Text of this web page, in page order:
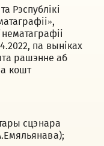
Рэспублікі
па выніках
рашэнне аб
кошт
сцэнара